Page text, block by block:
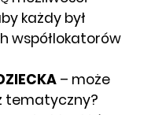
każdy był
współlokatorów
– może
tematyczny?